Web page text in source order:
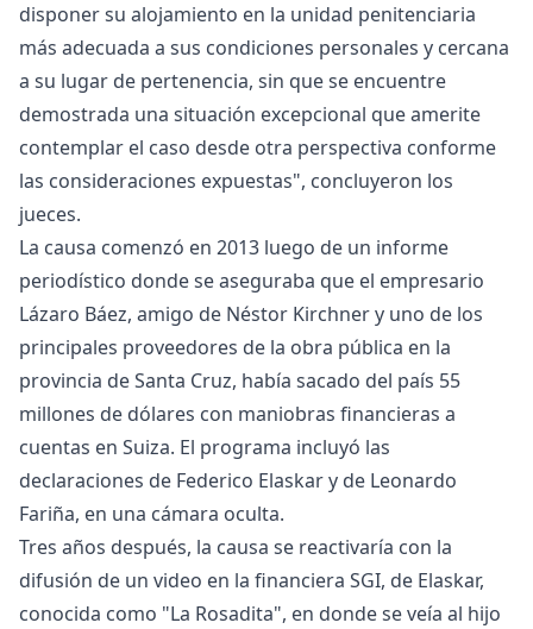
disponer su alojamiento en la unidad penitenciaria
más adecuada a sus condiciones personales y cercana
a su lugar de pertenencia, sin que se encuentre
demostrada una situación excepcional que amerite
contemplar el caso desde otra perspectiva conforme
las consideraciones expuestas", concluyeron los
jueces.
La causa comenzó en 2013 luego de un informe
periodístico donde se aseguraba que el empresario
Lázaro Báez, amigo de Néstor Kirchner y uno de los
principales proveedores de la obra pública en la
provincia de Santa Cruz, había sacado del país 55
millones de dólares con maniobras financieras a
cuentas en Suiza. El programa incluyó las
declaraciones de Federico Elaskar y de Leonardo
Fariña, en una cámara oculta.
Tres años después, la causa se reactivaría con la
difusión de un video en la financiera SGI, de Elaskar,
conocida como "La Rosadita", en donde se veía al hijo